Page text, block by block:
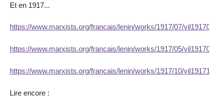
Et en 1917...
https://www.marxists.org/francais/lenin/works/1917/07/
https://www.marxists.org/francais/lenin/works/1917/05/
https://www.marxists.org/francais/lenin/works/1917/10/
Lire encore :